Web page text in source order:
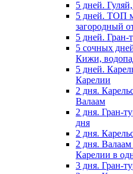
5 дней.
5 дней. ТОП
загородный
5 дней. Гран-
5 сочных
Кижи,
5 дней.
Карелии
2 дня.
Валаам
2 дня. Гран-
дня
2 дня.
2 дня.
Карелии в
3 дня. Гран-